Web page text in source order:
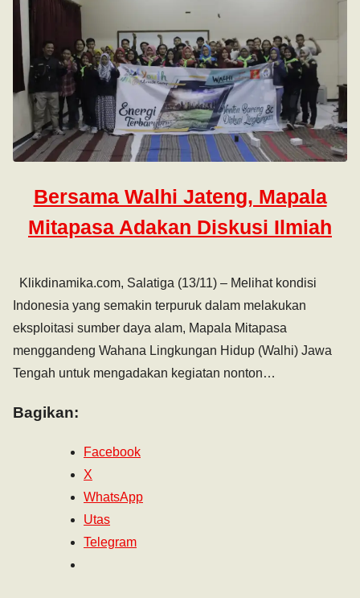
Bersama Walhi Jateng, Mapala
Mitapasa Adakan Diskusi Ilmiah
Klikdinamika.com, Salatiga (13/11) – Melihat kondisi
Indonesia yang semakin terpuruk dalam melakukan
eksploitasi sumber daya alam, Mapala Mitapasa
menggandeng Wahana Lingkungan Hidup (Walhi) Jawa
Tengah untuk mengadakan kegiatan nonton…
Bagikan:
Facebook
X
WhatsApp
Utas
Telegram